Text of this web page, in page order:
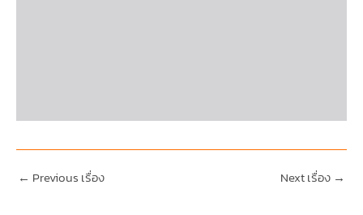
← Previous เรื่อง Next เรื่อง →